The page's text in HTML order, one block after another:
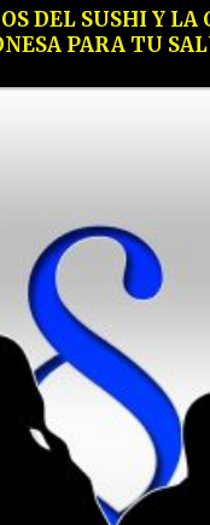
DEL SUSHI Y LA
PARA TU